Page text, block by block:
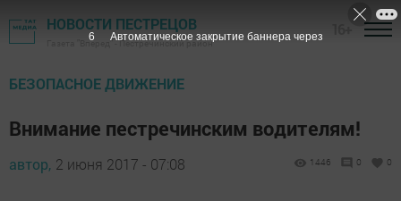
НОВОСТИ ПЕСТРЕЦОВ
Газета "Вперед" - Пестречинский район
БЕЗОПАСНОЕ ДВИЖЕНИЕ
Внимание пестречинским водителям!
автор, 2 июня 2017 - 07:08 1446 0 0
5 Автоматическое закрытие баннера через